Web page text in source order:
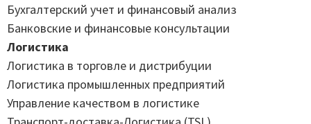
Бухгалтерский учет и финансовый анализ
Банковские и финансовые консультации
Логистика
Логистика в торговле и дистрибуции
Логистика промышленных предприятий
Управление качеством в логистике